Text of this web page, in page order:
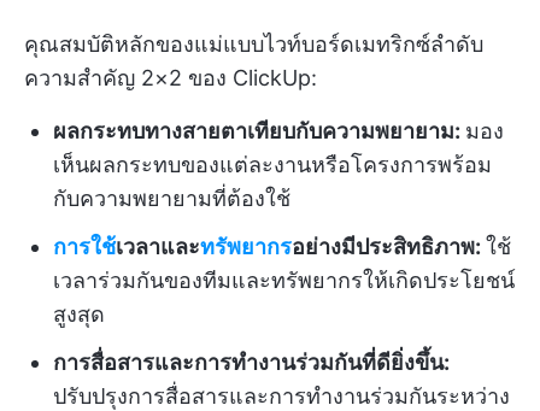
คุณสมบัติหลักของแม่แบบไวท์บอร์ดเมทริกซ์ลำดับ
ความสำคัญ 2×2 ของ ClickUp:
ผลกระทบทางสายตาเทียบกับความพยายาม: มอง
เห็นผลกระทบของแต่ละงานหรือโครงการพร้อม
กับความพยายามที่ต้องใช้
การใช้เวลาและทรัพยากรอย่างมีประสิทธิภาพ: ใช้
เวลาร่วมกันของทีมและทรัพยากรให้เกิดประโยชน์
สูงสุด
การสื่อสารและการทำงานร่วมกันที่ดียิ่งขึ้น:
ปรับปรุงการสื่อสารและการทำงานร่วมกันระหว่าง